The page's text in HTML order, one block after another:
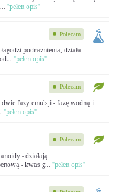
"pełen opis"
podrażnienia, działa
"pełen opis"
Polecam
fazy emulsji - fazę wodną i
"pełen opis"
Polecam
- działają
- kwas g... "pełen opis"
Polecam